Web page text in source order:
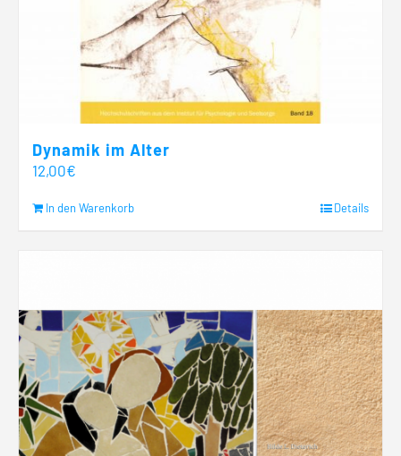
Dynamik im Alter
12,00€
In den Warenkorb Details